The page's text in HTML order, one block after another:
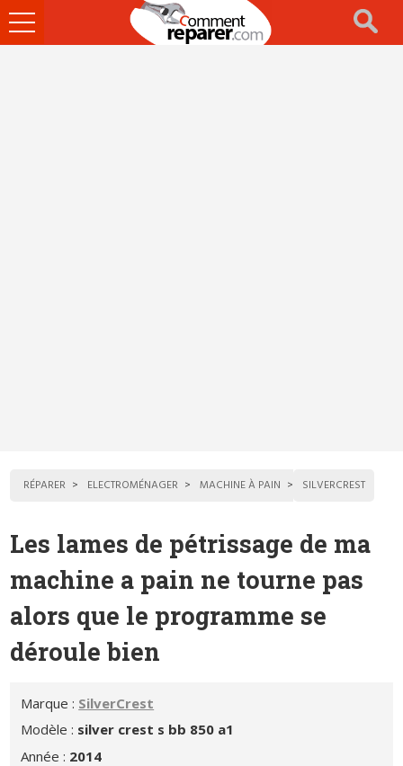
Ouvrir
le
RÉPARER ELECTROMÉNAGER MACHINE À PAIN SILVERCREST
Les lames de pétrissage de ma
machine a pain ne tourne pas
alors que le programme se
déroule bien
Marque : SilverCrest
Modèle : silver crest s bb 850 a1
Année : 2014